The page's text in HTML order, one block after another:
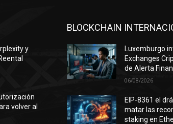
y
volver al
BLOCKCHAIN
Luxemburgo
Exchanges
de Alerta
06/08/2026
EIP-8361 el
matar las
staking en